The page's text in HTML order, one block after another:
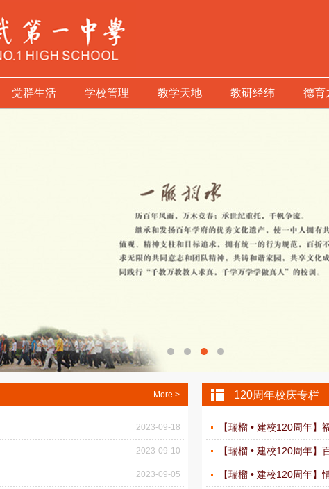
党群生活 学校管理 教学天地 教研经纬 德育
More >
2023-09-18
2023-09-10
2023-09-05
120周年校庆专栏
【瑞榴 • 建校120周年
【瑞榴 • 建校120周年
【瑞榴 • 建校120周年